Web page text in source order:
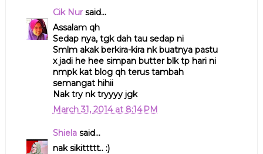
Cik Nursaid...
Assalam qh
Sedap nya, tgk dah tau sedap ni
Smlm akak berkira-kira nk buatnya pastu
x jadi he hee simpan butter blk tp hari ni
nmpk kat blog qh terus tambah
semangat hihii
Nak try nk tryyyy jgk
March 31, 2014 at 8:14 PM
Shielasaid...
nak sikittttt.. :)